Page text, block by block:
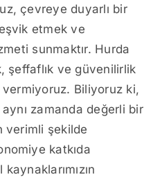
çevreye duyarlı bir
etmek ve
sunmaktır. Hurda
şeffaflık ve güvenilirlik
Biliyoruz ki,
zamanda değerli bir
verimli şekilde
katkıda